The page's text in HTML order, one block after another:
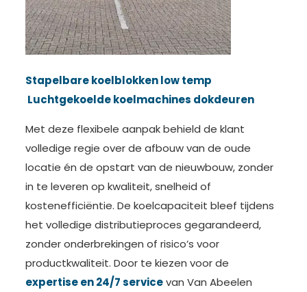
Stapelbare koelblokken low temp
Luchtgekoelde koelmachines dokdeuren
Met deze flexibele aanpak behield de klant
volledige regie over de afbouw van de oude
locatie én de opstart van de nieuwbouw, zonder
in te leveren op kwaliteit, snelheid of
kostenefficiëntie. De koelcapaciteit bleef tijdens
het volledige distributieproces gegarandeerd,
zonder onderbrekingen of risico’s voor
productkwaliteit. Door te kiezen voor de
expertise en 24/7 servicevan Van Abeelen